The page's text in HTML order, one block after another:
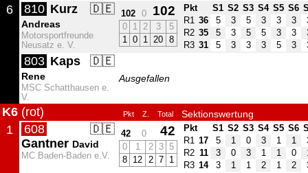
6 🇩🇪
810 Kurz
Andreas
Motorsportfreunde
Neusatz e. V.
102 0 102
0 1 2 3
5
1
0 1 20 8
Pkt S1 S2 S3 S4 S5 S6
R1
36 5 3 5 3 3 3
R2 35 5 3 5 5 3 3
R3 31 5 3 3 3 5 3
🇩🇪
803 Kaps
Rene
MSC Schatthausen e.
V.
Ausgefallen
K6 (rot) Pkt Z. Total Sektionswertung
1 🇩🇪
608
Gantner David
MC Baden-Baden e.V.
42 0 42
0 1 2 3
5
8
12 2 7 1
Pkt S1 S2 S3 S4 S5 S6
R1
17 5 1 0 3 1 1
R2 11 3 0 3 1 1 0
R3 14 3 1 1 2 1 2